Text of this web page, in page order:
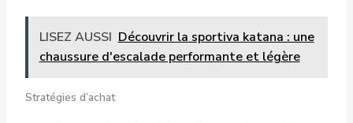
LISEZ AUSSI Découvrir la sportiva katana : une
chaussure d'escalade performante et légère
Stratégies d’achat